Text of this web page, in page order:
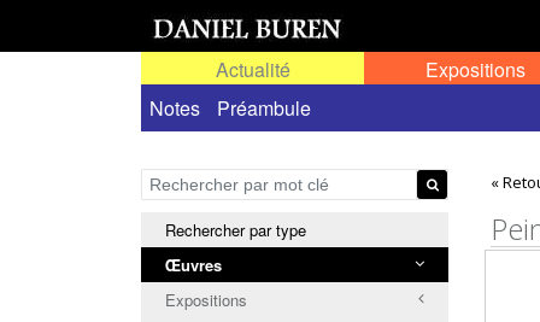
Actualité Expositions
Œuvres permanentes dans l'espace public ou
Notes
Préambule
Rechercher par type
Œuvres
Expositions
«